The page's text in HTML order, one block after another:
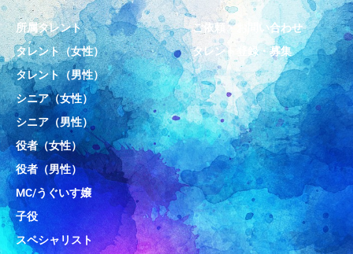
所属タレント
タレント（女性）
タレント（男性）
シニア（女性）
シニア（男性）
役者（女性）
役者（男性）
MC/うぐいす嬢
子役
スペシャリスト
ご依頼・お問い合わせ
タレント登録・募集